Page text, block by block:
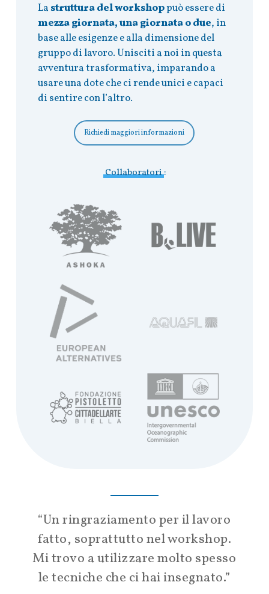
La struttura del workshoppuò essere di
mezza giornata, una giornata o due, in
base alle esigenze e alla dimensione del
gruppo di lavoro. Unisciti a noi in questa
avventura trasformativa, imparando a
usare una dote che ci rende unici e capaci
di sentire con l’altro.
Richiedi maggiori informazioni
Collaboratori:
“Un ringraziamento per il lavoro
fatto, soprattutto nel workshop.
Mi trovo a utilizzare molto spesso
le tecniche che ci hai insegnato.”